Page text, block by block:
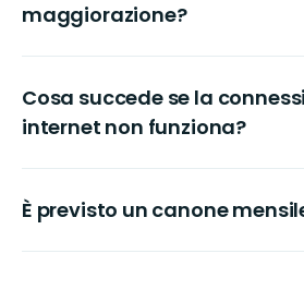
maggiorazione?
Cosa succede se la
internet non funziona?
È previsto un canone